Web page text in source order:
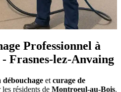
Professionnel à
Frasnes-lez-Anvaing
débouchage et curage de
résidents de Montroeul-au-Bois.